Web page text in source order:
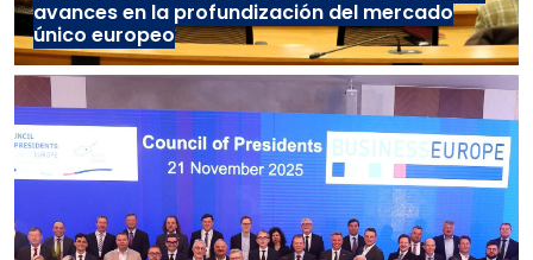
avances en la profundización del mercado
único europeo